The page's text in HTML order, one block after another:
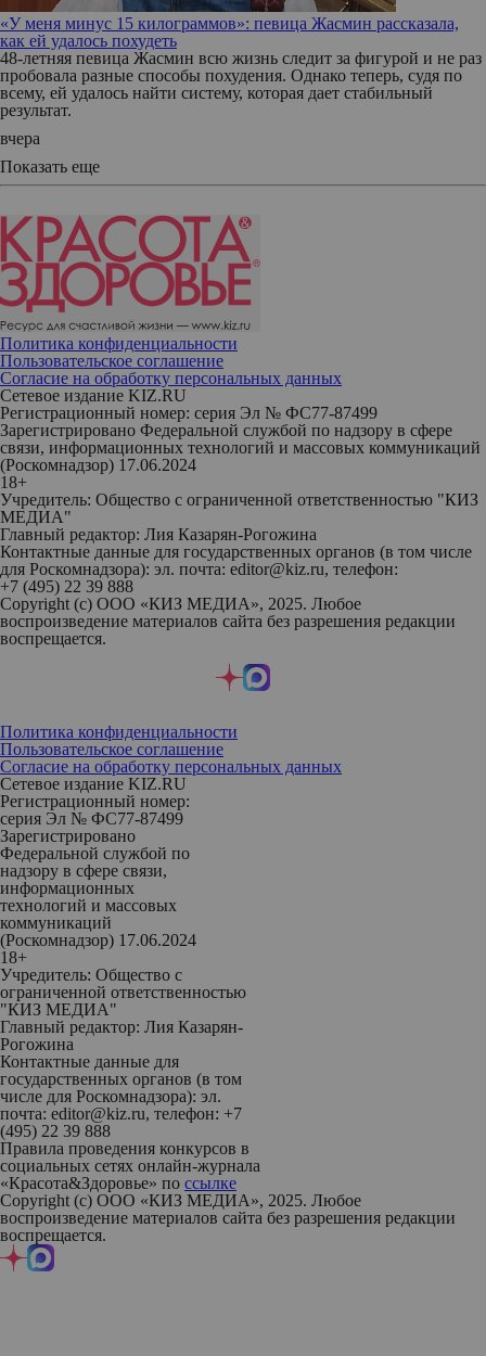
«У меня минус 15 килограммов»: певица Жасмин рассказала,
как ей удалось похудеть
48-летняя певица Жасмин всю жизнь следит за фигурой и не раз
пробовала разные способы похудения. Однако теперь, судя по
всему, ей удалось найти систему, которая дает стабильный
результат.
вчера
Показать еще
Политика конфиденциальности
Пользовательское соглашение
Согласие на обработку персональных данных
Сетевое издание KIZ.RU
Регистрационный номер: серия Эл № ФС77-87499
Зарегистрировано Федеральной службой по надзору в сфере
связи, информационных технологий и массовых коммуникаций
(Роскомнадзор) 17.06.2024
18+
Учредитель: Общество с ограниченной ответственностью "КИЗ
МЕДИА"
Главный редактор: Лия Казарян-Рогожина
Контактные данные для государственных органов (в том числе
для Роскомнадзора): эл. почта: editor@kiz.ru, телефон:
+7 (495) 22 39 888
Copyright (с) ООО «КИЗ МЕДИА», 2025. Любое
воспроизведение материалов сайта без разрешения редакции
воспрещается.
Политика конфиденциальности
Пользовательское соглашение
Согласие на обработку персональных данных
Сетевое издание KIZ.RU
Регистрационный номер:
серия Эл № ФС77-87499
Зарегистрировано
Федеральной службой по
надзору в сфере связи,
информационных
технологий и массовых
коммуникаций
(Роскомнадзор) 17.06.2024
18+
Учредитель: Общество с
ограниченной ответственностью
"КИЗ МЕДИА"
Главный редактор: Лия Казарян-
Рогожина
Контактные данные для
государственных органов (в том
числе для Роскомнадзора): эл.
почта: editor@kiz.ru, телефон: +7
(495) 22 39 888
Правила проведения конкурсов в
социальных сетях онлайн-журнала
«Красота&Здоровье» по ссылке
Copyright (с) ООО «КИЗ МЕДИА», 2025. Любое
воспроизведение материалов сайта без разрешения редакции
воспрещается.